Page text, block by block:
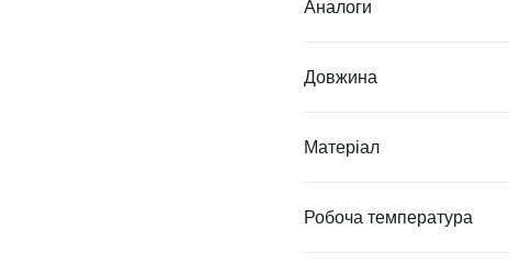
Аналоги
Довжина
Матеріал
Робоча температура